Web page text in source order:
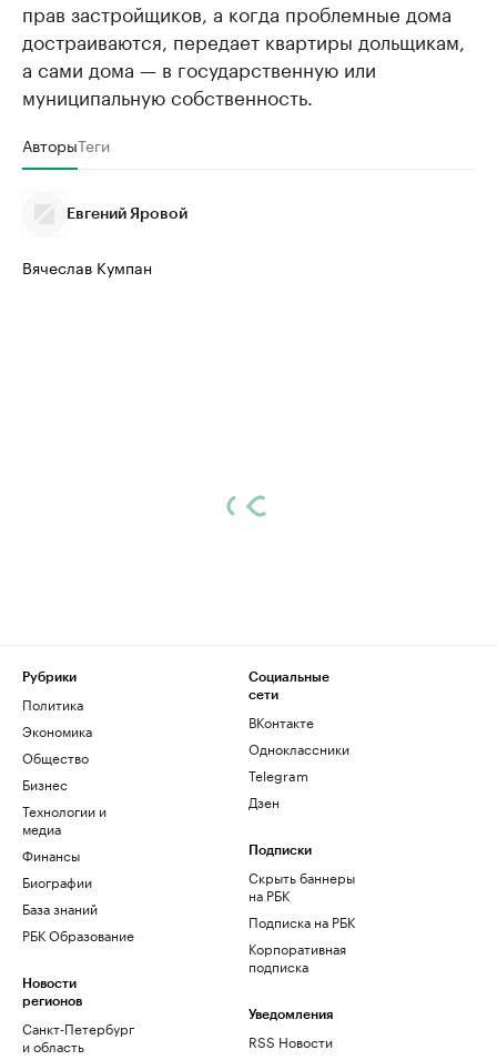
прав застройщиков, а когда проблемные дома
достраиваются, передает квартиры дольщикам,
а сами дома — в государственную или
муниципальную собственность.
АвторыТеги
Евгений Яровой
Вячеслав Кумпан
Рубрики
Политика
Экономика
Общество
Бизнес
Технологии и
медиа
Финансы
Биографии
База знаний
РБК Образование
Новости
регионов
Санкт-Петербург
и область
Социальные
сети
ВКонтакте
Одноклассники
Telegram
Дзен
Подписки
Скрыть баннеры
на РБК
Подписка на РБК
Корпоративная
подписка
Уведомления
RSS Новости